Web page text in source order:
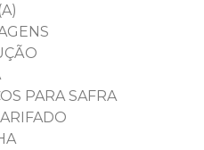
PARA SAFRA